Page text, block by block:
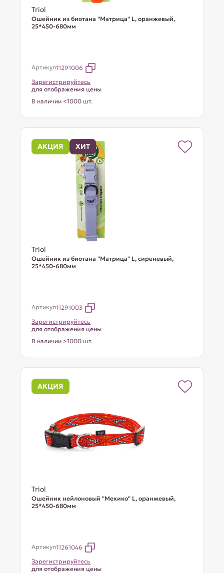
Triol
Ошейник из биотана "Матрица" L, оранжевый,
25*450-680мм
Артикул11291006
Зарегистрируйтесь
для отображения цены
В наличии <1000 шт.
АКЦИЯ ХИТ
Triol
Ошейник из биотана "Матрица" L, сиреневый,
25*450-680мм
Артикул11291003
Зарегистрируйтесь
для отображения цены
В наличии >1000 шт.
АКЦИЯ
Triol
Ошейник нейлоновый "Мехико" L, оранжевый,
25*450-680мм
Артикул11261046
Зарегистрируйтесь
для отображения цены